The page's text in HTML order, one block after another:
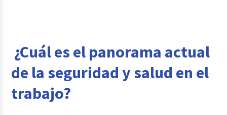
¿Cuál es el panorama actual
de la seguridad y salud en el
trabajo?